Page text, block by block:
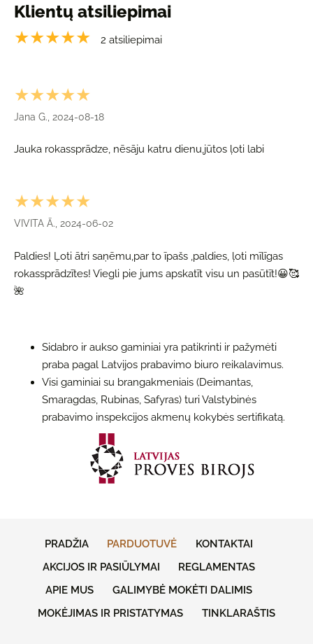
Sidabro ir aukso gaminiai yra patikrinti ir pažymėti
praba pagal Latvijos prabavimo biuro reikalavimus.
Visi gaminiai su brangakmeniais (Deimantas,
Smaragdas, Rubinas, Safyras) turi Valstybinės
prabavimo inspekcijos akmenų kokybės sertifikatą.
Klientų atsiliepimai
★★★★★ 2 atsiliepimai
★★★★★
Jana G., 2024-08-18
Jauka rokassprādze, nēsāju katru dienu,jūtos ļoti labi
★★★★★
VIVITA Ā., 2024-06-02
Paldies! Ļoti ātri saņēmu,par to īpašs ,paldies, ļoti mīlīgas
rokassprādzītes! Viegli pie jums apskatīt visu un pasūtīt!😀🥰
🌺
PRADŽIA PARDUOTUVĖ
KONTAKTAI
AKCIJOS IR PASIŪLYMAI
REGLAMENTAS
APIE MUS
GALIMYBĖ MOKĖTI DALIMIS
MOKĖJIMAS IR PRISTATYMAS
TINKLARAŠTIS